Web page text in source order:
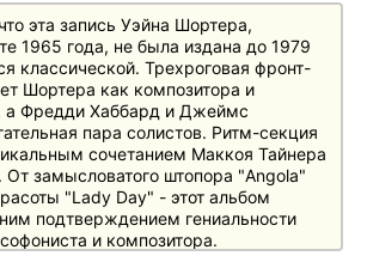
эта запись Уэйна Шортера,
1965 года, не была издана до 1979
классической. Трехроговая фронт-
Шортера как композитора и
а Фредди Хаббард и Джеймс
пара солистов. Ритм-секция
сочетанием Маккоя Тайнера
От замысловатого штопора "Angola"
"Lady Day" - этот альбом
подтверждением гениальности
и композитора.